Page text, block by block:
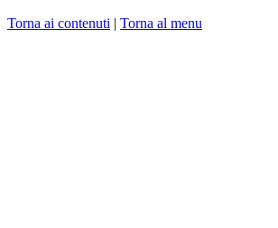
Torna ai contenuti | Torna al menu